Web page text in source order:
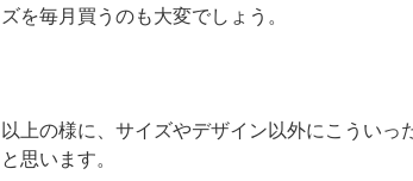
ズを毎月買うのも大変でしょう。
以上の様に、サイズやデザイン以外にこういっ
と思います。